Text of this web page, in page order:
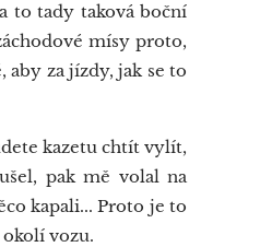
to tady taková boční
mísy proto,
aby za jízdy, jak se to
kazetu chtít vylít,
pak mě volal na
kapali... Proto je to
vozu.